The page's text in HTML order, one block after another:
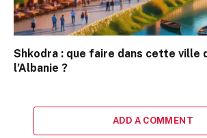
Shkodra : que faire dans cette ville
l’Albanie ?
ADD A COMMENT